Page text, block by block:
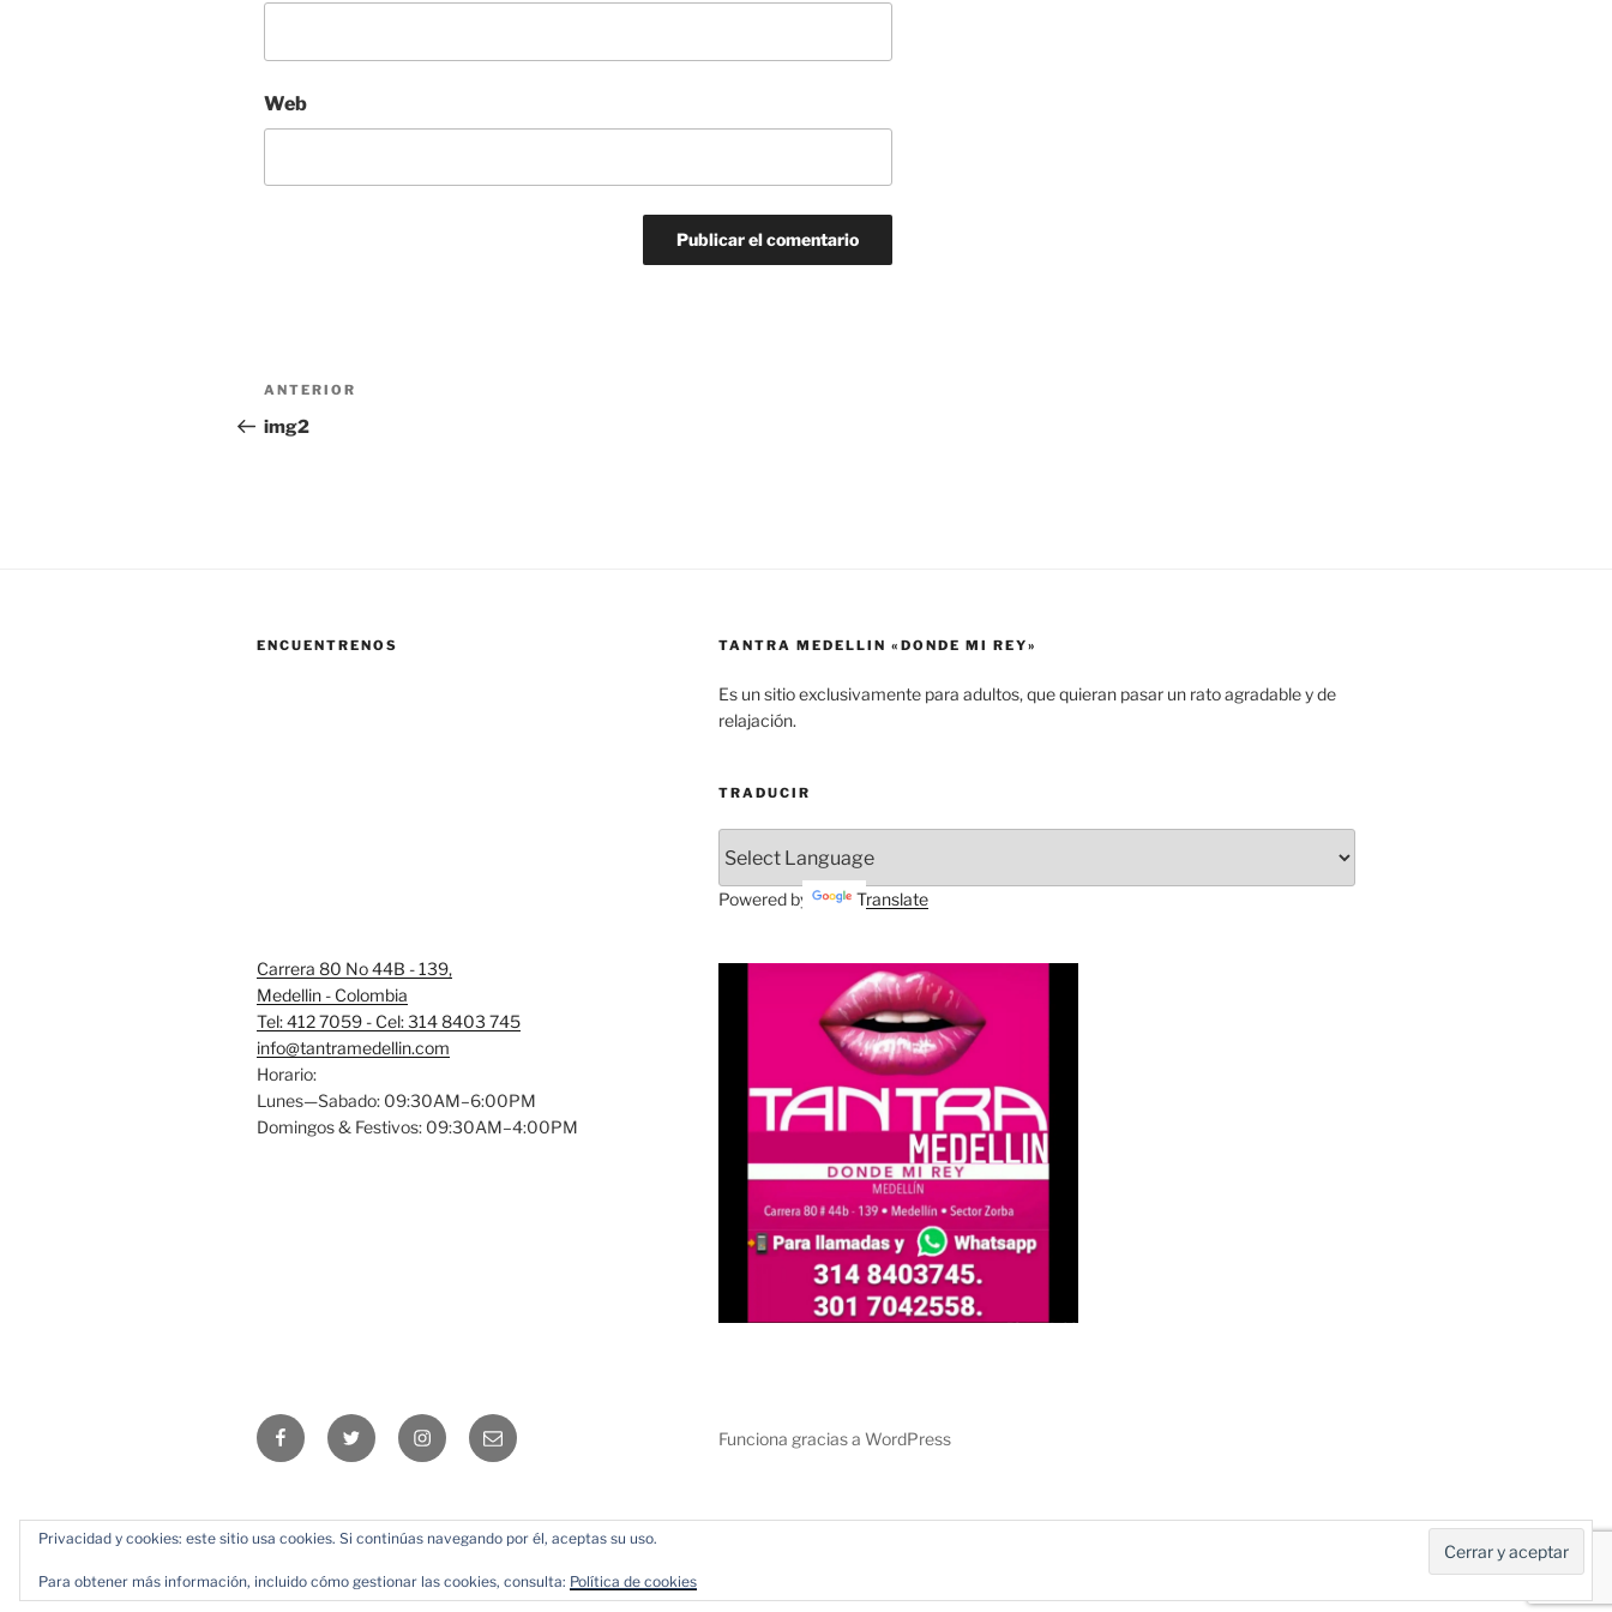
Web
Navegación
de
Entrada
anterior:
ANTERIOR
img2
ENCUENTRENOS
Carrera 80 No 44B - 139,
Medellin - Colombia
Tel: 412 7059 - Cel: 314 8403 745
info@tantramedellin.com
Horario:
Lunes—Sabado: 09:30AM–6:00PM
Domingos & Festivos: 09:30AM–4:00PM
TANTRA MEDELLIN «DONDE MI REY»
Es un sitio exclusivamente para adultos, que quieran pasar un rato agradable y de
relajación.
TRADUCIR
Powered by Translate
FacebookTwitter InstagramEmail Funciona gracias a WordPress
Privacidad y cookies: este sitio usa cookies. Si continúas navegando por él, aceptas su uso.
Para obtener más información, incluido cómo gestionar las cookies, consulta: Política de cookies